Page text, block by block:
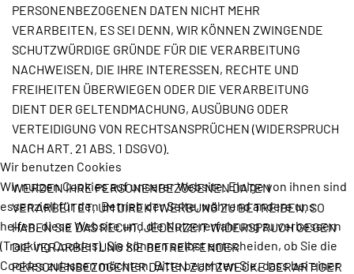
PERSONENBEZOGENEN DATEN NICHT MEHR
VERARBEITEN, ES SEI DENN, WIR KÖNNEN ZWINGENDE
SCHUTZWÜRDIGE GRÜNDE FÜR DIE VERARBEITUNG
NACHWEISEN, DIE IHRE INTERESSEN, RECHTE UND
FREIHEITEN ÜBERWIEGEN ODER DIE VERARBEITUNG
DIENT DER GELTENDMACHUNG, AUSÜBUNG ODER
VERTEIDIGUNG VON RECHTSANSPRÜCHEN (WIDERSPRUCH
NACH ART. 21 ABS. 1 DSGVO).
WERDEN IHRE PERSONENBEZOGENEN DATEN
VERARBEITET, UM DIREKTWERBUNG ZU BETREIBEN, SO
HABEN SIE DAS RECHT, JEDERZEIT WIDERSPRUCH GEGEN
DIE VERARBEITUNG SIE BETREFFENDER
PERSONENBEZOGENER DATEN ZUM ZWECKE DERARTIGER
Wir benutzen Cookies
Wir nutzen Cookies auf unserer Website. Einige von ihnen sind
essenziell für den Betrieb der Seite, während andere uns
helfen, diese Website und die Nutzererfahrung zu verbessern
(Tracking Cookies). Sie können selbst entscheiden, ob Sie die
Cookies zulassen möchten. Bitte beachten Sie, dass bei einer